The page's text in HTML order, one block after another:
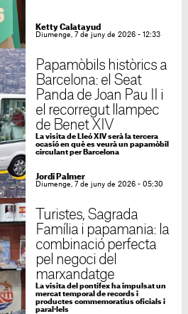
Ketty Calatayud
Diumenge, 7 de juny de 2026 - 12:33
Papamòbils històrics a
Barcelona: el Seat
Panda de Joan Pau II i
el recorregut llampec
de Benet XIV
La visita de Lleó XIV serà la tercera
ocasió en què es veurà un papamòbil
circulant per Barcelona
Jordi Palmer
Diumenge, 7 de juny de 2026 - 05:30
Turistes, Sagrada
Família i papamania: la
combinació perfecta
pel negoci del
marxandatge
La visita del pontífex ha impulsat un
mercat temporal de records i
productes commemoratius oficials i
paral·lels